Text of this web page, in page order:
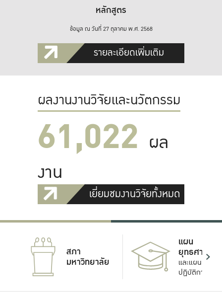
หลักสูตร
ข้อมูล ณ วันที่ 27 ตุลาคม พ.ศ. 2568
รายละเอียดเพิ่มเติม
ผลงานงานวิจัยและนวัตกรรม
61,022 ผล
งาน
เยี่ยมชมงานวิจัยทั้งหมด
สภา
มหาวิทยาลัย
แผน
ยุทธศาสตร์
และแผน
ปฏิบัติการ